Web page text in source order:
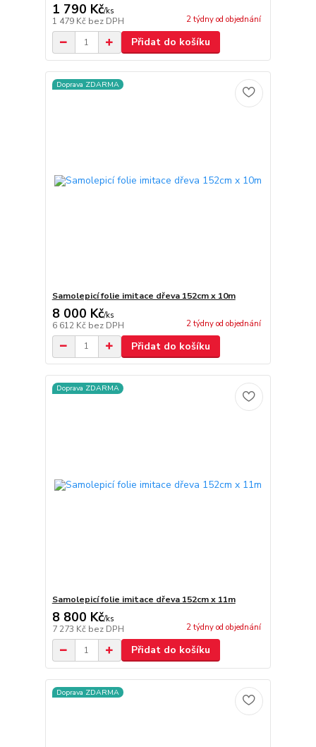
1 790 Kč/ks
1 479 Kč bez DPH 2 týdny od objednání
Přidat do košíku
Doprava ZDARMA
Samolepicí folie imitace dřeva 152cm x 10m
8 000 Kč/ks
6 612 Kč bez DPH 2 týdny od objednání
Přidat do košíku
Doprava ZDARMA
Samolepicí folie imitace dřeva 152cm x 11m
8 800 Kč/ks
7 273 Kč bez DPH 2 týdny od objednání
Přidat do košíku
Doprava ZDARMA